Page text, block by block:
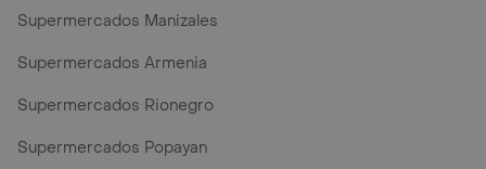
Supermercados Manizales
Supermercados Armenia
Supermercados Rionegro
Supermercados Popayan